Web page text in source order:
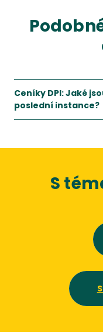
Ceníky DPI: Jaké
poslední instance?
S